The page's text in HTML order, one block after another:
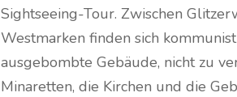
Sightseeing-Tour. Zwischen
Westmarken finden sich
ausgebombte Gebäude, nicht zu
Minaretten, die Kirchen und die